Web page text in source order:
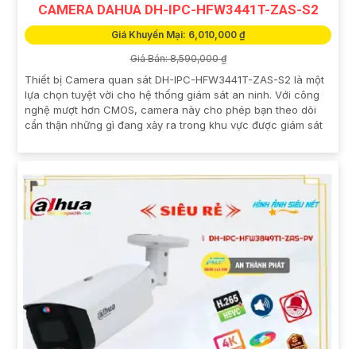
CAMERA DAHUA DH-IPC-HFW3441T-ZAS-S2
Giá Khuyến Mại: 6,010,000 ₫
Giá Bán: 8,590,000 ₫
Thiết bị Camera quan sát DH-IPC-HFW3441T-ZAS-S2 là một
lựa chọn tuyệt vời cho hệ thống giám sát an ninh. Với công
nghệ mượt hơn CMOS, camera này cho phép bạn theo dõi
cẩn thận những gì đang xảy ra trong khu vực được giám sát